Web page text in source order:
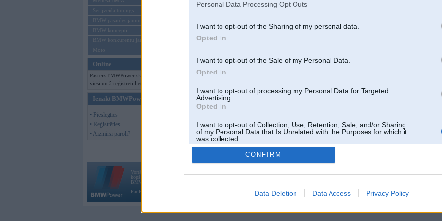
Personal Data Processing Opt Outs
I want to opt-out of the Sharing of my personal data.
Opted In
I want to opt-out of the Sale of my Personal Data.
Opted In
I want to opt-out of processing my Personal Data for Targeted
Advertising.
Opted In
I want to opt-out of Collection, Use, Retention, Sale, and/or Sharing
of my Personal Data that Is Unrelated with the Purposes for which it
was collected.
Opted Out
CONFIRM
Data Deletion Data Access Privacy Policy
Sērijveida tūnings
BMW pasaules jaunumi
BMW koncepti
BMW konkurentu jaunumi
Moto
Online
Pašreiz BMWPower skatās 760
viesi un 5 reģistrēti lietotāji.
Ienākt BMWPower
• Pieslēgties
• Reģistrēties
• Aizmirsi paroli?
Vortāls BMWPower.lv darbojas
kopš 2002. gada 14. maija. Tas nav auto klubs un nav saistīts ar
BMW AG.
Par BMWPower